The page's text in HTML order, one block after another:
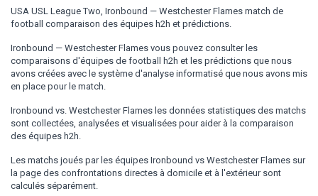
USA USL League Two, Ironbound — Westchester Flames match de
football comparaison des équipes h2h et prédictions.
Ironbound — Westchester Flames vous pouvez consulter les
comparaisons d'équipes de football h2h et les prédictions que nous
avons créées avec le système d'analyse informatisé que nous avons mis
en place pour le match.
Ironbound vs. Westchester Flames les données statistiques des matchs
sont collectées, analysées et visualisées pour aider à la comparaison
des équipes h2h.
Les matchs joués par les équipes Ironbound vs Westchester Flames sur
la page des confrontations directes à domicile et à l'extérieur sont
calculés séparément.